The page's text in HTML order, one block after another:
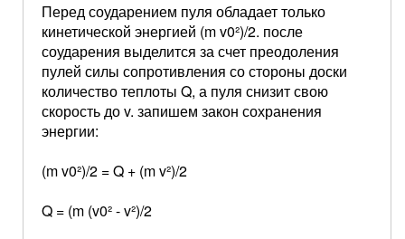
Перед соударением пуля обладает только
кинетической энергией (m v0²)/2. после
соударения выделится за счет преодоления
пулей силы сопротивления со стороны доски
количество теплоты Q, а пуля снизит свою
скорость до v. запишем закон сохранения
энергии:
(m v0²)/2 = Q + (m v²)/2
Q = (m (v0² - v²)/2